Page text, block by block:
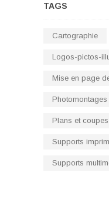
TAGS
Cartographie
Logos-pictos-
Mise en page
Plans et coupes
Supports
Supports